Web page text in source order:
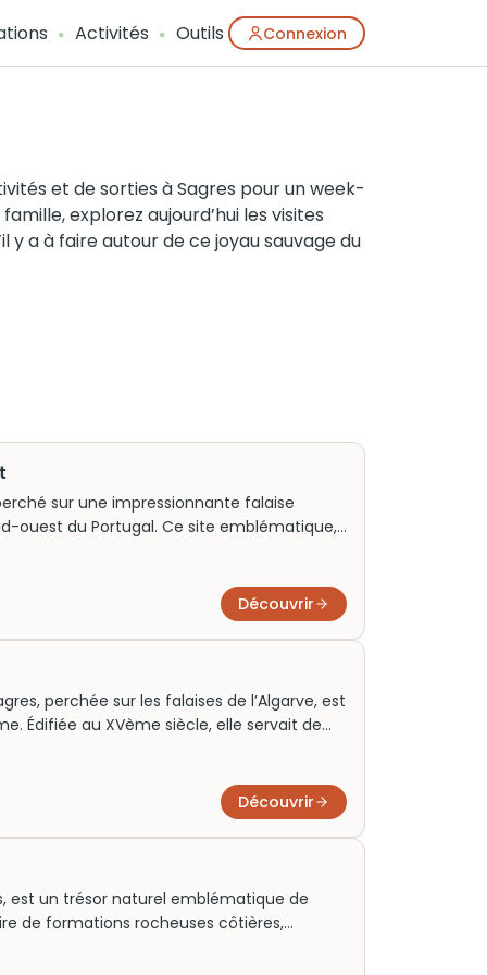
Activités Outils Connexion
et de sorties à Sagres pour un week-
explorez aujourd’hui les visites
a à faire autour de ce joyau sauvage du
sur une impressionnante falaise
ouest du Portugal. Ce site emblématique,
un symbole de protection maritime,
spectaculaires sur l’Atlantique déchaîné.
Découvrir
perchée sur les falaises de l’Algarve, est
Édifiée au XVème siècle, elle servait de
visiteurs grâce à son riche passé et ses
billets à l’avance pour une visite captivante
Découvrir
est un trésor naturel emblématique de
de formations rocheuses côtières,